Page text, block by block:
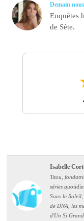
Demain
Enquêtes
de Sète.
Isabelle
Titou,
séries
Sous le
de DNA, les
d'Un Si